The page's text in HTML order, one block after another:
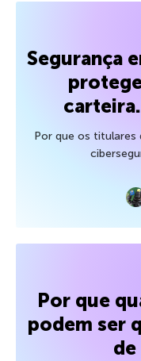
Segurança
Por que os titulares
Por que
podem ser